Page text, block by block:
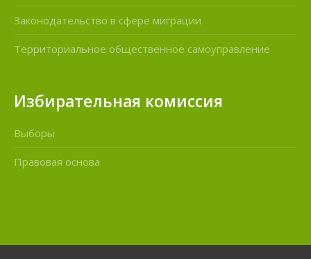
Законодательство в сфере миграции
Территориальное общественное самоуправление
Избирательная комиссия
Выборы
Правовая основа